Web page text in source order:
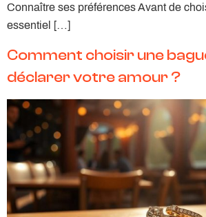
Connaître ses préférences Avant de
essentiel […]
Comment choisir une
déclarer votre amour ?